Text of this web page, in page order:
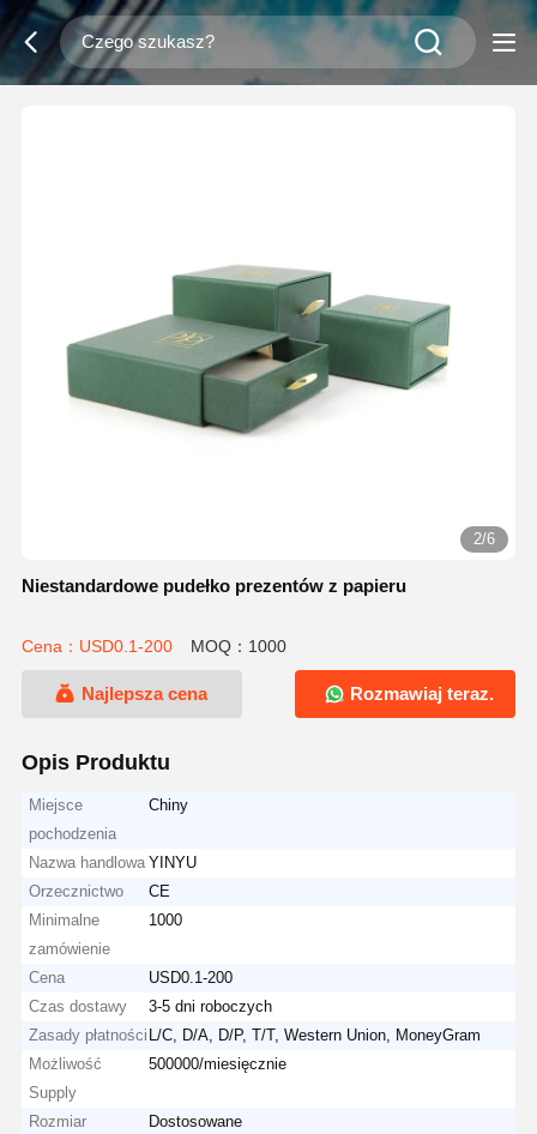
2/6
Niestandardowe pudełko prezentów z papieru
Cena：USD0.1-200 MOQ：1000
Najlepsza cena Rozmawiaj teraz.
Opis Produktu
Miejsce
pochodzenia
Chiny
Nazwa handlowa YINYU
Orzecznictwo
CE
Minimalne
zamówienie
1000
Cena
USD0.1-200
Czas dostawy
3-5 dni roboczych
Zasady płatności L/C, D/A, D/P, T/T, Western Union, MoneyGram
Możliwość
Supply
500000/miesięcznie
Rozmiar
Dostosowane